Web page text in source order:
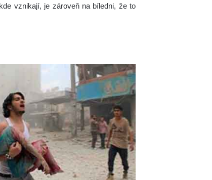
vznikají, je zároveň na bíledni, že to